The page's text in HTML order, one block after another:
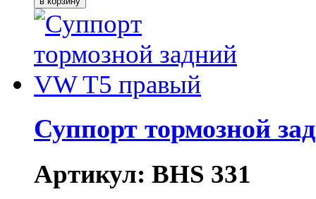
Суппорт тормозной
Артикул: BHS 331